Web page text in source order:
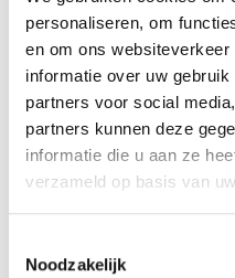
personaliseren, om
en om ons
informatie over uw
partners voor social
partners kunnen deze
informatie die u aan ze
verzameld op basis van
Noodzakelijk
10-Daagse
door de
Verblijf in
Drielandenreis
hoofdsteden